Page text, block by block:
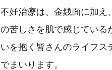
不妊治療は、金銭面に加え
の苦しさを肌で感じている
いを抱く皆さんのライフス
でまいります。